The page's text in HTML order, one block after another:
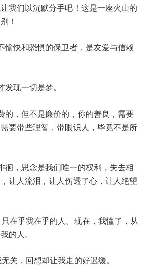
我们以沉默分手吧！这是一座火山的
！
愉快和恐惧的保卫者，是友爱与信赖
现一切是梦。
的，但不是廉价的，你的善良，需要
要带些理智，带眼识人，毕竟不是所
徊，思念是我们唯一的权利，失去相
让人流泪，让人伤透了心，让人绝望
在乎我在乎的人。现在，我懂了，从
的人。
关，回想却让我走的好迟缓。